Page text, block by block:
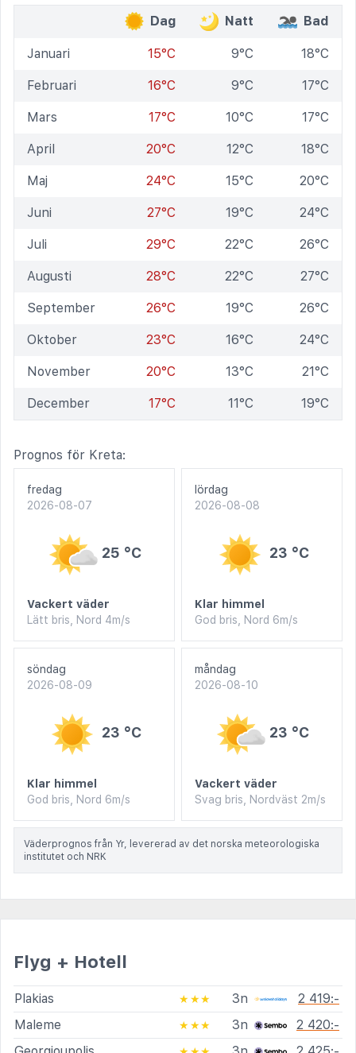
Dag
Natt Bad
Januari 15°C 9°C 18°C
Februari 16°C 9°C 17°C
Mars 17°C 10°C 17°C
April 20°C 12°C 18°C
Maj 24°C 15°C 20°C
Juni 27°C 19°C 24°C
Juli 29°C 22°C 26°C
Augusti 28°C 22°C 27°C
September 26°C 19°C 26°C
Oktober 23°C 16°C 24°C
November 20°C 13°C 21°C
December 17°C 11°C 19°C
Prognos för Kreta:
fredag
2026-08-07
25 °C
Vackert väder
Lätt bris, Nord 4m/s
lördag
2026-08-08
23 °C
Klar himmel
God bris, Nord 6m/s
söndag
2026-08-09
23 °C
Klar himmel
God bris, Nord 6m/s
måndag
2026-08-10
23 °C
Vackert väder
Svag bris, Nordväst 2m/s
Väderprognos från Yr, levererad av det norska meteorologiska
institutet och NRK
Flyg + Hotell
Plakias ★★★ 3n
2 419:-
Maleme
★★★ 3n
2 420:-